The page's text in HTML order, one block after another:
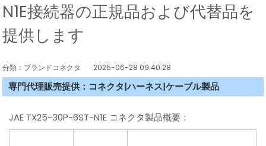
N1E接続器の正規品および代替品を
提供します
分類：ブランドコネクタ 2025-06-28 09:40:28
専門代理販売提供：コネクタ|ハーネス|ケーブル製品
JAE TX25-30P-6ST-N1E コネクタ製品概要：